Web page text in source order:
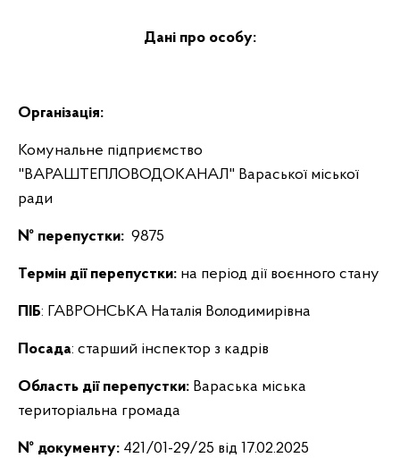
Дані про особу:
Організація:
Комунальне підприємство
"ВАРАШТЕПЛОВОДОКАНАЛ" Вараської міської
ради
№ перепустки: 9875
Термін дії перепустки: на період дії воєнного стану
ПІБ: ГАВРОНСЬКА Наталія Володимирівна
Посада: старший інспектор з кадрів
Область дії перепустки: Вараська міська
територіальна громада
№ документу: 421/01-29/25 від 17.02.2025